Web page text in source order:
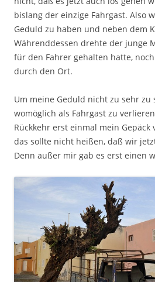
bislang der einzige Fahrgast. Also
Geduld zu haben und neben dem
Währenddessen drehte der junge
für den Fahrer gehalten hatte,
durch den Ort.
Um meine Geduld nicht zu sehr
womöglich als Fahrgast zu
Rückkehr erst einmal mein Gepäck
das sollte nicht heißen, daß wir
Denn außer mir gab es erst einen